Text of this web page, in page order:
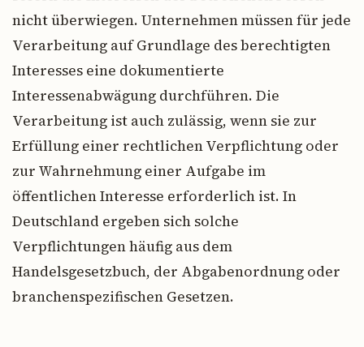
nicht überwiegen. Unternehmen müssen für jede
Verarbeitung auf Grundlage des berechtigten
Interesses eine dokumentierte
Interessenabwägung durchführen. Die
Verarbeitung ist auch zulässig, wenn sie zur
Erfüllung einer rechtlichen Verpflichtung oder
zur Wahrnehmung einer Aufgabe im
öffentlichen Interesse erforderlich ist. In
Deutschland ergeben sich solche
Verpflichtungen häufig aus dem
Handelsgesetzbuch, der Abgabenordnung oder
branchenspezifischen Gesetzen.